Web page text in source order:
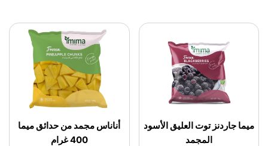
ميما جاردنز توت العليق الأسود
المجمد
أناناس مجمد من حدائق ميما
400 غرام